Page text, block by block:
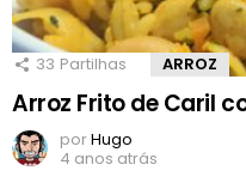
33 Partilhas ARROZ
Arroz Frito de Caril
porHugo
4 anos atrás